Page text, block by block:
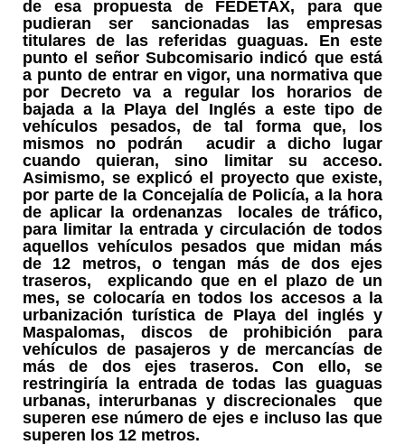
de esa propuesta de FEDETAX, para que
pudieran ser sancionadas las empresas
titulares de las referidas guaguas. En este
punto el señor Subcomisario indicó que está
a punto de entrar en vigor, una normativa que
por Decreto va a regular los horarios de
bajada a la Playa del Inglés a este tipo de
vehículos pesados, de tal forma que, los
mismos no podrán acudir a dicho lugar
cuando quieran, sino limitar su acceso.
Asimismo, se explicó el proyecto que existe,
por parte de la Concejalía de Policía, a la hora
de aplicar la ordenanzas locales de tráfico,
para limitar la entrada y circulación de todos
aquellos vehículos pesados que midan más
de 12 metros, o tengan más de dos ejes
traseros, explicando que en el plazo de un
mes, se colocaría en todos los accesos a la
urbanización turística de Playa del inglés y
Maspalomas, discos de prohibición para
vehículos de pasajeros y de mercancías de
más de dos ejes traseros. Con ello, se
restringiría la entrada de todas las guaguas
urbanas, interurbanas y discrecionales que
superen ese número de ejes e incluso las que
superen los 12 metros.